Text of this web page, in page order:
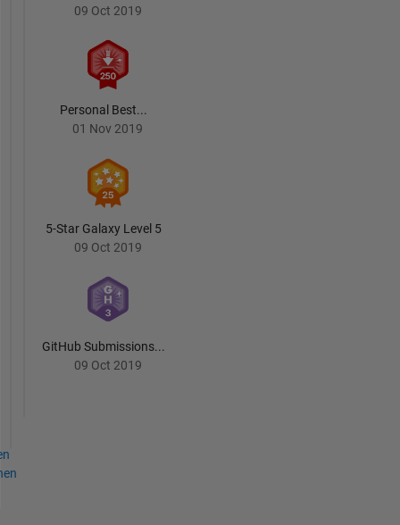
09 Oct 2019
Personal Best...
01 Nov 2019
5-Star Galaxy Level 5
09 Oct 2019
GitHub Submissions...
09 Oct 2019